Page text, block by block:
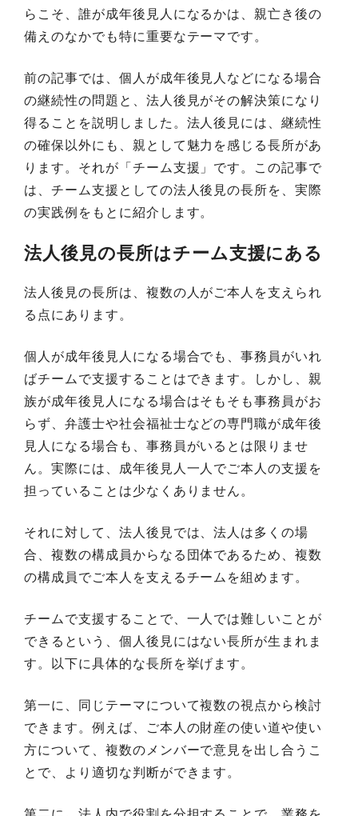
らこそ、誰が成年後見人になるかは、親亡き後の
備えのなかでも特に重要なテーマです。
前の記事では、個人が成年後見人などになる場合
の継続性の問題と、法人後見がその解決策になり
得ることを説明しました。法人後見には、継続性
の確保以外にも、親として魅力を感じる長所があ
ります。それが「チーム支援」です。この記事で
は、チーム支援としての法人後見の長所を、実際
の実践例をもとに紹介します。
法人後見の長所はチーム支援にある
法人後見の長所は、複数の人がご本人を支えられ
る点にあります。
個人が成年後見人になる場合でも、事務員がいれ
ばチームで支援することはできます。しかし、親
族が成年後見人になる場合はそもそも事務員がお
らず、弁護士や社会福祉士などの専門職が成年後
見人になる場合も、事務員がいるとは限りませ
ん。実際には、成年後見人一人でご本人の支援を
担っていることは少なくありません。
それに対して、法人後見では、法人は多くの場
合、複数の構成員からなる団体であるため、複数
の構成員でご本人を支えるチームを組めます。
チームで支援することで、一人では難しいことが
できるという、個人後見にはない長所が生まれま
す。以下に具体的な長所を挙げます。
第一に、同じテーマについて複数の視点から検討
できます。例えば、ご本人の財産の使い道や使い
方について、複数のメンバーで意見を出し合うこ
とで、より適切な判断ができます。